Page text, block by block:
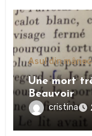
Asul din
Une mort
Beauvoir
cristina